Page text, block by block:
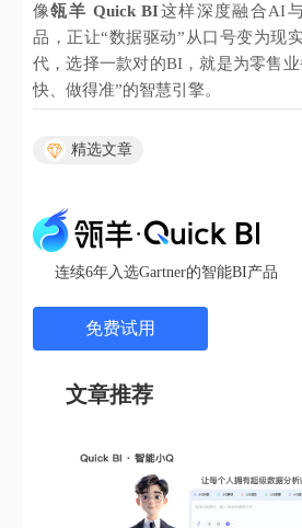
像瓴羊 Quick BI这样深度融合AI
品，正让“数据驱动”从口号变为现
代，选择一款对的BI，就是为零售
快、做得准”的智慧引擎。
精选文章
连续6年入选Gartner的智能BI产品
免费试用
文章推荐